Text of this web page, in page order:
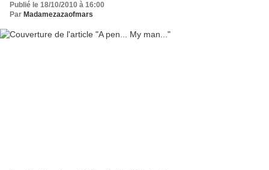
Publié le 18/10/2010 à 16:00
Par Madamezazaofmars